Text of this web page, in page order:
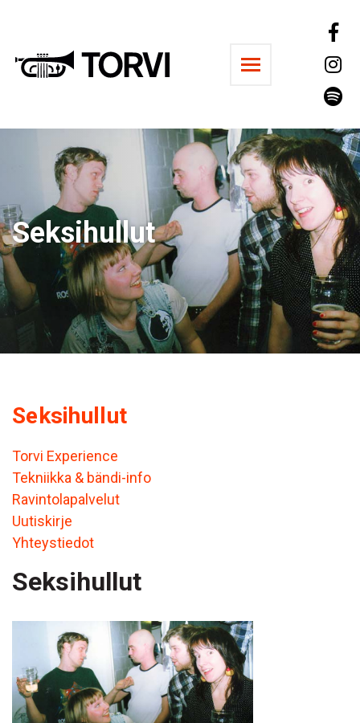
Ravintola Torvi
Seksihullut
Seksihullut
Torvi Experience
Tekniikka & bändi-info
Ravintolapalvelut
Uutiskirje
Yhteystiedot
Seksihullut